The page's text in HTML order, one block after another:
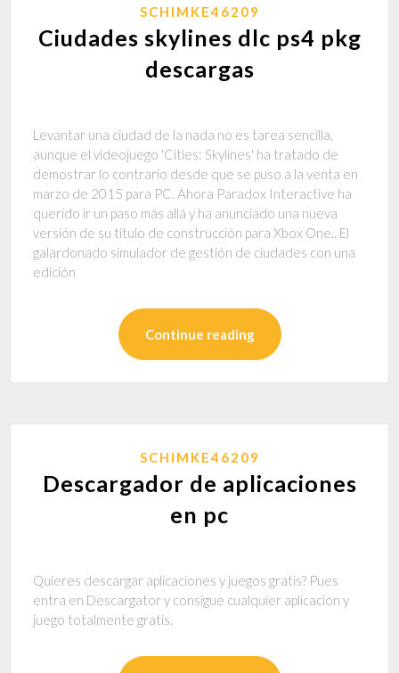
SCHIMKE46209
Ciudades skylines dlc ps4 pkg
descargas
Levantar una ciudad de la nada no es tarea sencilla,
aunque el videojuego 'Cities: Skylines' ha tratado de
demostrar lo contrario desde que se puso a la venta en
marzo de 2015 para PC. Ahora Paradox Interactive ha
querido ir un paso más allá y ha anunciado una nueva
versión de su título de construcción para Xbox One.. El
galardonado simulador de gestión de ciudades con una
edición
Continue reading
SCHIMKE46209
Descargador de aplicaciones
en pc
Quieres descargar aplicaciones y juegos gratis? Pues
entra en Descargator y consigue cualquier aplicacion y
juego totalmente gratis.